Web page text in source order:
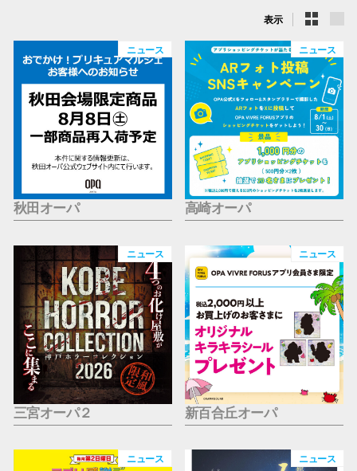
表示
ニュース
秋田オーパ
ニュース
高崎オーパ
ニュース
三宮オーパ２
ニュース
新百合丘オーパ
ニュース ニュース
横浜ビ